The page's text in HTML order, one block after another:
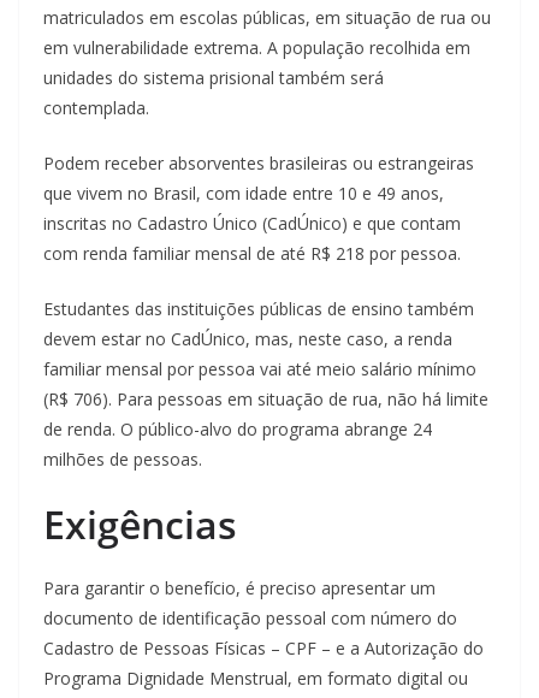
matriculados em escolas públicas, em situação de rua ou
em vulnerabilidade extrema. A população recolhida em
unidades do sistema prisional também será
contemplada.
Podem receber absorventes brasileiras ou estrangeiras
que vivem no Brasil, com idade entre 10 e 49 anos,
inscritas no Cadastro Único (CadÚnico) e que contam
com renda familiar mensal de até R$ 218 por pessoa.
Estudantes das instituições públicas de ensino também
devem estar no CadÚnico, mas, neste caso, a renda
familiar mensal por pessoa vai até meio salário mínimo
(R$ 706). Para pessoas em situação de rua, não há limite
de renda. O público-alvo do programa abrange 24
milhões de pessoas.
Exigências
Para garantir o benefício, é preciso apresentar um
documento de identificação pessoal com número do
Cadastro de Pessoas Físicas – CPF – e a Autorização do
Programa Dignidade Menstrual, em formato digital ou